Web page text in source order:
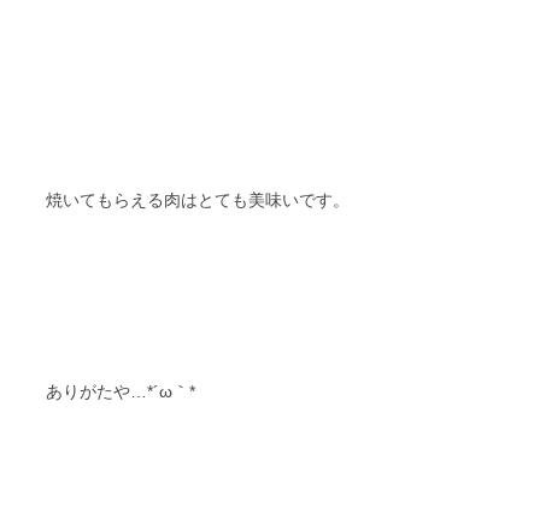
焼いてもらえる肉はとても美味いです。
ありがたや…*´ω｀*